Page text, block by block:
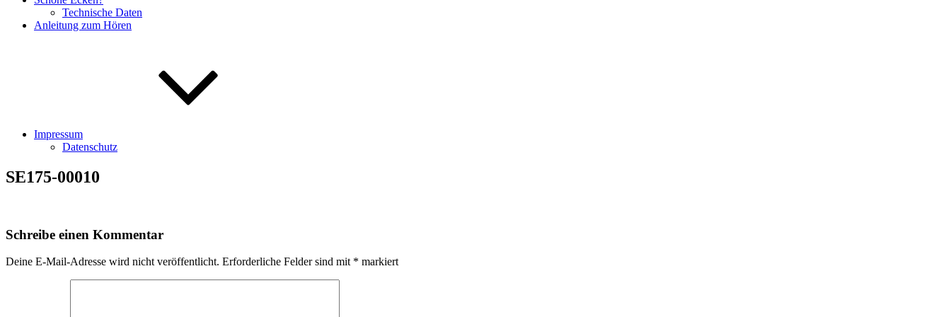
Technische Daten
Anleitung zum Hören
Impressum
Datenschutz
SE175-00010
Schreibe einen Kommentar
Deine E-Mail-Adresse wird nicht veröffentlicht. Erforderliche Felder sind mit * markiert